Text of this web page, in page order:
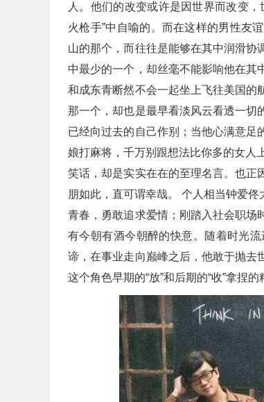
人。他们的改变或许是因世界而改变
火枪手”中自喻的。而在这样的男性友
山的那个，而往往是能够在其中润滑协
中最少的一个，却丝毫不能影响他在其
和成东青断然不会一起坐上飞往美国的
那一个，却也是最早看淡风云看透一切
已经向过去的自己作别；当他心满意
娘打麻将，千万别跟想法比你多的女人
笑话，却是实实在在的至理名言。也正
朋如此，直可谓幸哉。 个人相当钟爱
青春，勇敢追求爱情；刚踏入社会职场
有今朝有酒今朝醉的快意。随着时光
谛，在事业走向巅峰之后，他敢于抛去
这个角色早期的“放”和后期的“收”拿捏